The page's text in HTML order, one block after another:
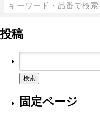
投稿
検
固定ページ